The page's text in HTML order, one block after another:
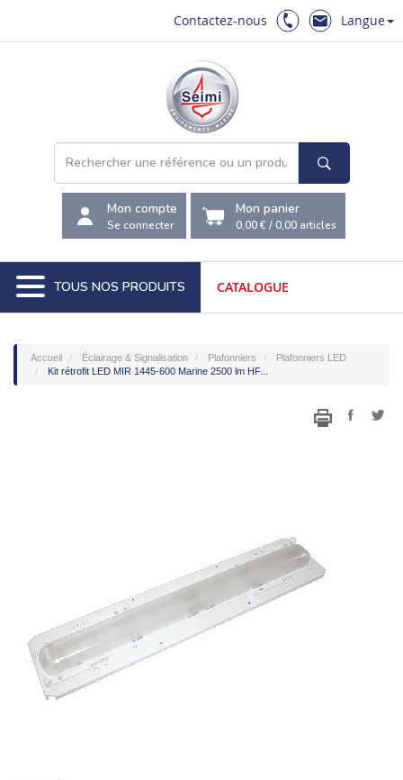
Contactez-nous Langue
Mon compte
Se connecter
Mon panier
0,00 €/0,00 articles
TOUS NOS PRODUITS CATALOGUE
Accueil Éclairage & Signalisation Plafonniers
Plafonniers LED
Kit rétrofit LED MIR 1445-600 Marine 2500 lm HF...